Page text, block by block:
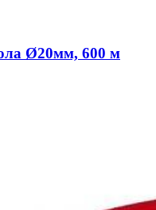
Ø20мм, 600 м